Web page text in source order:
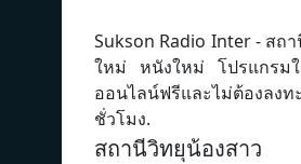
Sukson Radio Inter - สถ
ใหม่ หนังใหม่ โปรแกรมใ
ออนไลน์ฟรีและไม่ต้องลง
ชั่วโมง.
สถานีวิทยุน้องสาว